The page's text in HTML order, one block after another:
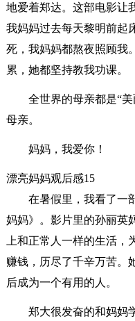
地爱着郑达。这部电影让
我妈妈过去每天黎明前起
死，我妈妈都熬夜照顾我
累，她都坚持教我功课。
全世界的母亲都是“
母亲。
妈妈，我爱你！
漂亮妈妈观后感15
在暑假里，我看了
妈妈》。影片里的孙丽英
上和正常人一样的生活
赚钱，历尽了千辛万苦。
后成为一个有用的人。
郑大很发奋的和妈妈